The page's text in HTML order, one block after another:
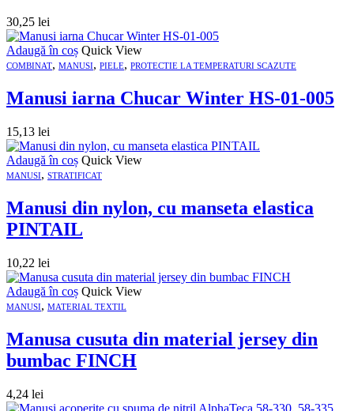
30,25 lei
Adaugă în coș Quick View
COMBINAT, MANUSI, PIELE, PROTECTIE LA TEMPERATURI SCAZUTE
Manusi iarna Chucar Winter HS-01-005
15,13 lei
Adaugă în coș Quick View
MANUSI, STRATIFICAT
Manusi din nylon, cu manseta elastica
PINTAIL
10,22 lei
Adaugă în coș Quick View
MANUSI, MATERIAL TEXTIL
Manusa cusuta din material jersey din
bumbac FINCH
4,24 lei